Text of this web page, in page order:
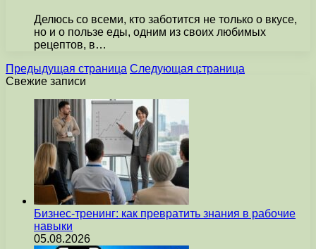
Делюсь со всеми, кто заботится не только о вкусе,
но и о пользе еды, одним из своих любимых
рецептов, в…
Предыдущая страница Следующая страница
Свежие записи
Бизнес-тренинг: как превратить знания в рабочие
навыки
05.08.2026